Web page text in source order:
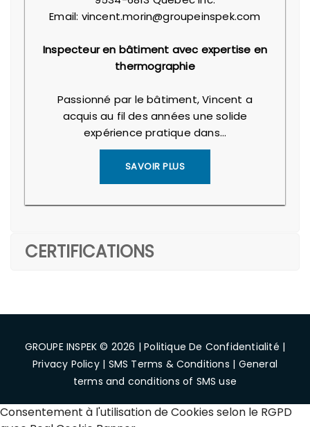
Email: vincent.morin@groupeinspek.com
Inspecteur en bâtiment avec expertise en
thermographie
Passionné par le bâtiment, Vincent a
acquis au fil des années une solide
expérience pratique dans…
SAVOIR PLUS
CERTIFICATIONS
GROUPE INSPEK © 2026 |Politique De Confidentialité |
Privacy Policy| SMS Terms & Conditions | General
terms and conditions of SMS use
Consentement à l'utilisation de Cookies selon le RGPD